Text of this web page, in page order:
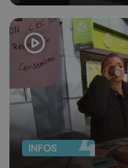
INFOS